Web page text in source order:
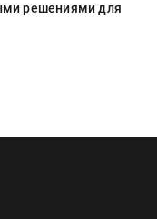
решениями для